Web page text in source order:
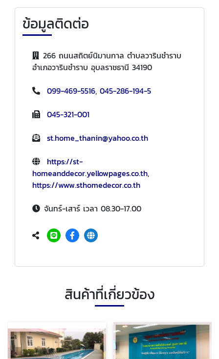
ข้อมูลติดต่อ
266 ถนนสถิตย์นิมานกาล ตำบลวารินชำราบ
อำเภอวารินชำราบ อุบลราชธานี 34190
099-469-5516, 045-286-194-5
045-321-001
st.home_thanin@yahoo.co.th
https://st-
homeanddecor.yellowpages.co.th,
https://www.sthomedecor.co.th
จันทร์-เสาร์ เวลา 08.30-17.00
สินค้าที่เกี่ยวข้อง